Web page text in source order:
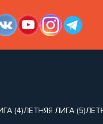
(4)ЛЕТНЯЯ ЛИГА (5)